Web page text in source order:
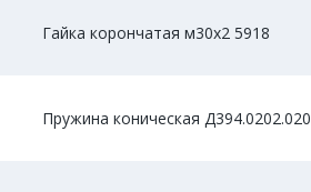
Гайка корончатая м30х2 5918
Пружина коническая Д394.0202.020